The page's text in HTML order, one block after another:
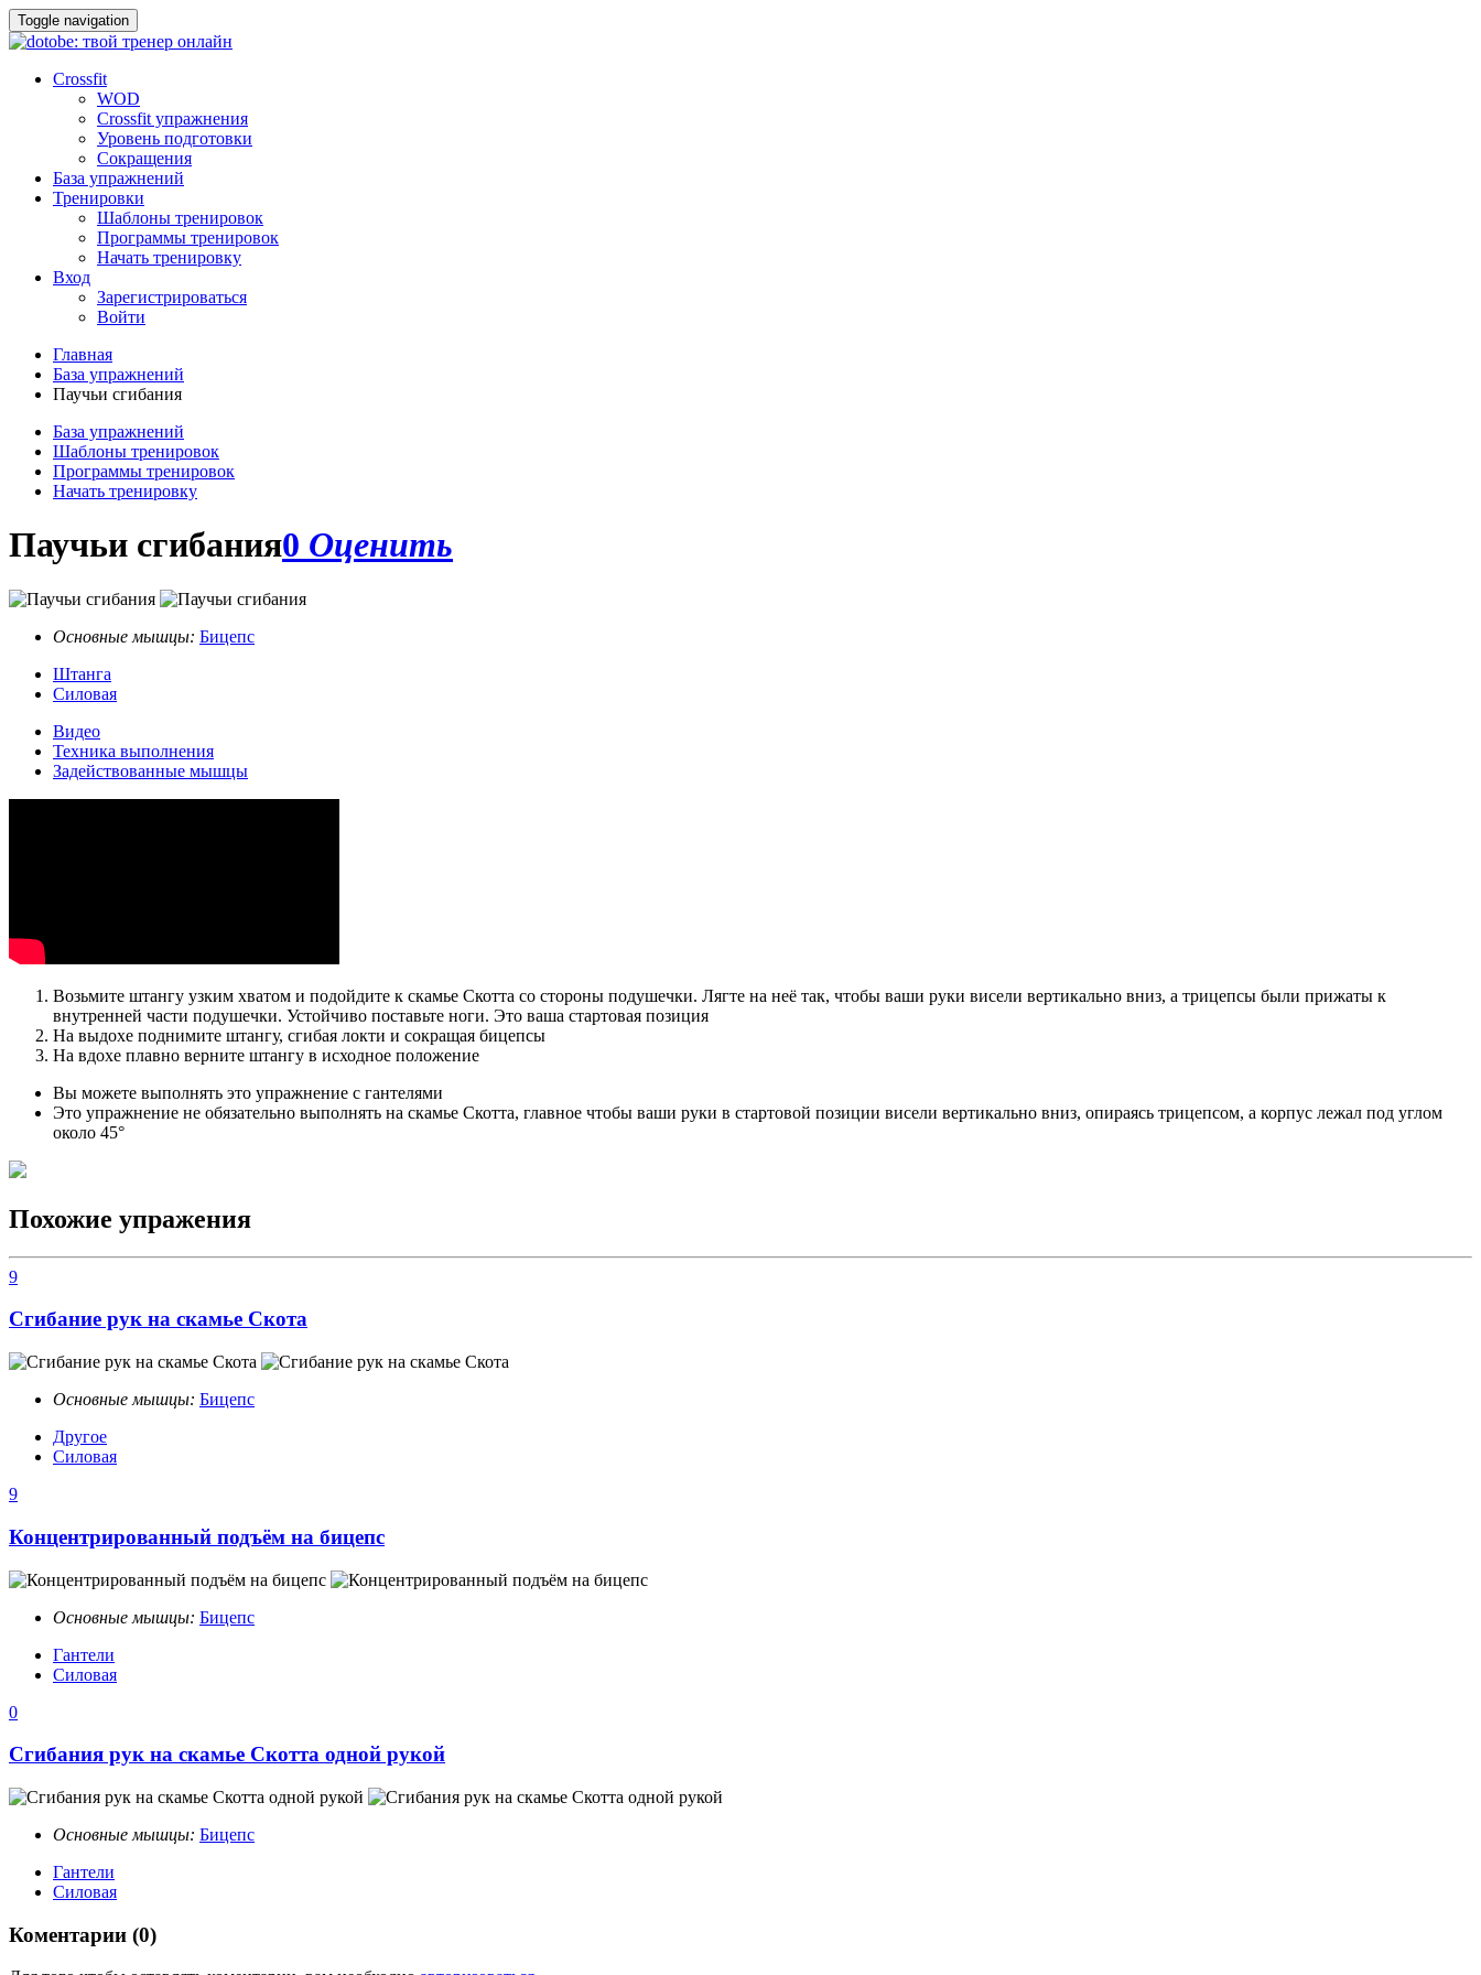
Toggle navigation
Crossfit
WOD
Crossfit упражнения
Уровень подготовки
Сокращения
База упражнений
Тренировки
Шаблоны тренировок
Программы тренировок
Начать тренировку
Вход
Зарегистрироваться
Войти
Главная
База упражнений
Паучьи сгибания
База упражнений
Шаблоны тренировок
Программы тренировок
Начать тренировку
Паучьи сгибания0 Оценить
Основные мышцы: Бицепс
Штанга
Силовая
Видео
Техника выполнения
Задействованные мышцы
Возьмите штангу узким хватом и подойдите к скамье Скотта со стороны подушечки. Лягте на неё так, чтобы ваши руки висели вертикально вниз, а трицепсы были прижаты к
внутренней части подушечки. Устойчиво поставьте ноги. Это ваша стартовая позиция
На выдохе поднимите штангу, сгибая локти и сокращая бицепсы
На вдохе плавно верните штангу в исходное положение
Вы можете выполнять это упражнение с гантелями
Это упражнение не обязательно выполнять на скамье Скотта, главное чтобы ваши руки в стартовой позиции висели вертикально вниз, опираясь трицепсом, а корпус лежал под углом
около 45°
Похожие упражения
9
Сгибание рук на скамье Скота
Основные мышцы: Бицепс
Другое
Силовая
9
Концентрированный подъём на бицепс
Основные мышцы: Бицепс
Гантели
Силовая
0
Сгибания рук на скамье Скотта одной рукой
Основные мышцы: Бицепс
Гантели
Силовая
Коментарии (0)